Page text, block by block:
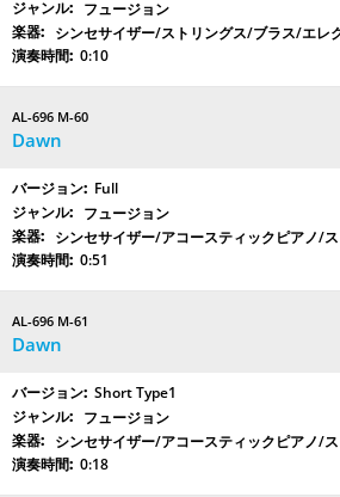
フュージョン
シンセサイザー/ストリングス/ブラス/エレ
0:10
AL-696 M-60
Dawn
Full
フュージョン
シンセサイザー/アコースティックピアノ/
0:51
AL-696 M-61
Dawn
Short Type1
フュージョン
シンセサイザー/アコースティックピアノ/
0:18